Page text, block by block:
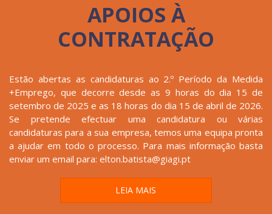
APOIOS À
CONTRATAÇÃO
Estão abertas as candidaturas ao 2.º Período da Medida
+Emprego, que decorre desde as 9 horas do dia 15 de
setembro de 2025 e as 18 horas do dia 15 de abril de 2026.
Se pretende efectuar uma candidatura ou várias
candidaturas para a sua empresa, temos uma equipa pronta
a ajudar em todo o processo. Para mais informação basta
enviar um email para: elton.batista@giagi.pt
LEIA MAIS